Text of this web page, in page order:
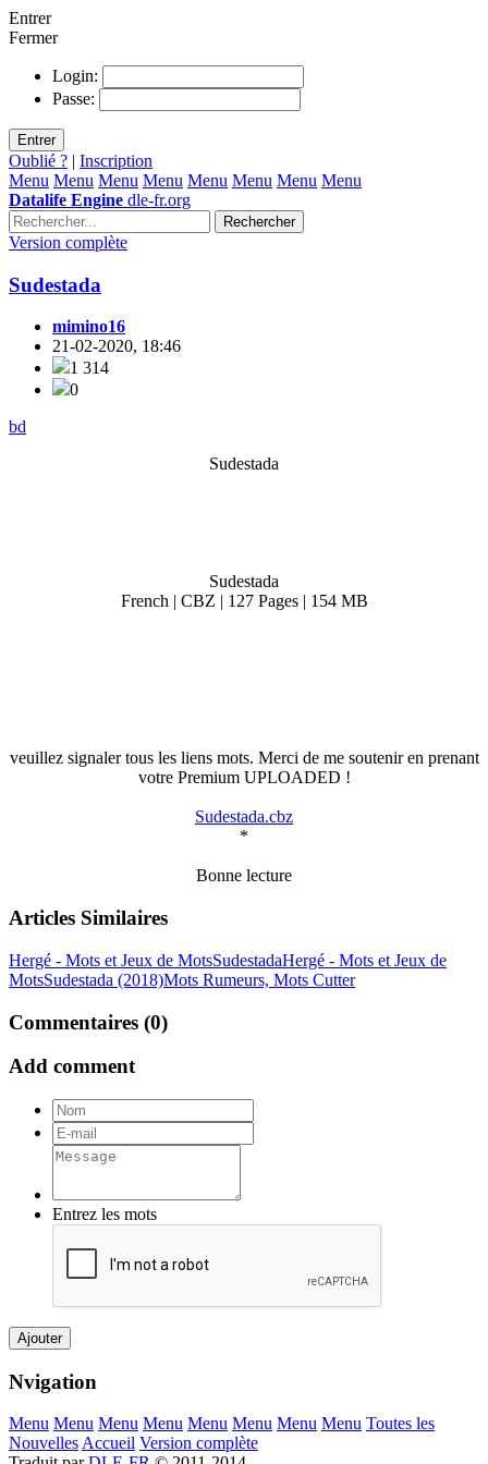
Entrer
Fermer
Login:
Passe:
Entrer
Oublié ? | Inscription
Menu Menu Menu Menu Menu Menu Menu Menu
Datalife Engine dle-fr.org
Rechercher
Version complète
Sudestada
mimino16
21-02-2020, 18:46
1 314
0
bd
Sudestada
Sudestada
French | CBZ | 127 Pages | 154 MB
veuillez signaler tous les liens mots. Merci de me soutenir en prenant
votre Premium UPLOADED !
Sudestada.cbz
*
Bonne lecture
Articles Similaires
Hergé - Mots et Jeux de MotsSudestadaHergé - Mots et Jeux de
MotsSudestada (2018)Mots Rumeurs, Mots Cutter
Commentaires (0)
Add comment
Entrez les mots
Ajouter
Nvigation
Menu Menu Menu Menu Menu Menu Menu Menu Toutes les
NouvellesAccueil Version complète